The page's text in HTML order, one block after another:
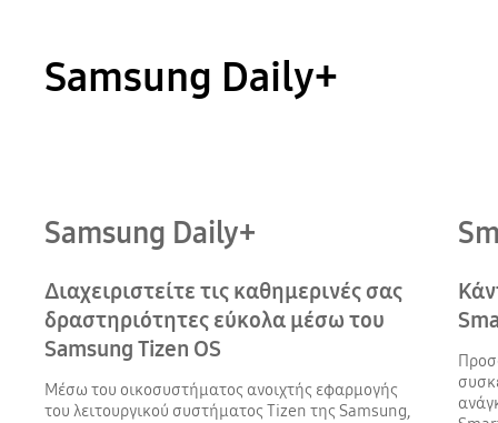
Samsung Daily+
Samsung Daily+
Διαχειριστείτε τις καθημερινές σας
δραστηριότητες εύκολα μέσω του
Samsung Tizen OS
Μέσω του οικοσυστήματος ανοιχτής εφαρμογής
του λειτουργικού συστήματος Tizen της Samsung,